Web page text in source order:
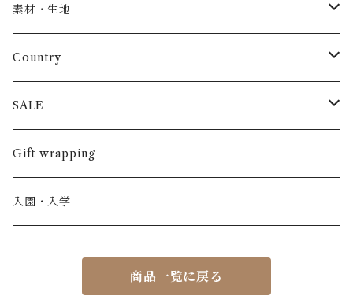
トップス
長袖
半袖
パンツ
長ズボン
半ズボン
スカート
ワンピース
カーディガン / 羽織もの
AS WE GROW
ARCH&LINE
BABE & TESS
BOBOCHOSES
BONHEUR DU JOUR
素材・生地
コットン 100%
リネン( 麻 )
ウール
アルパカ
Country
France / フランス
Italy / イタリア
NY / ニューヨーク
SALE
男の子
女の子
Gift wrapping
入園・入学
商品一覧に戻る